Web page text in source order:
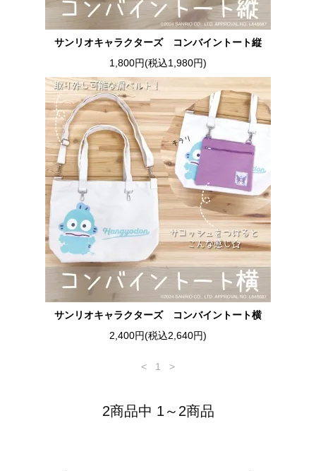
サンリオキャラクターズ コンバイントート縦
1,800円(税込1,980円)
サンリオキャラクターズ コンバイントート横
2,400円(税込2,640円)
< 1 >
2商品中 1～2商品